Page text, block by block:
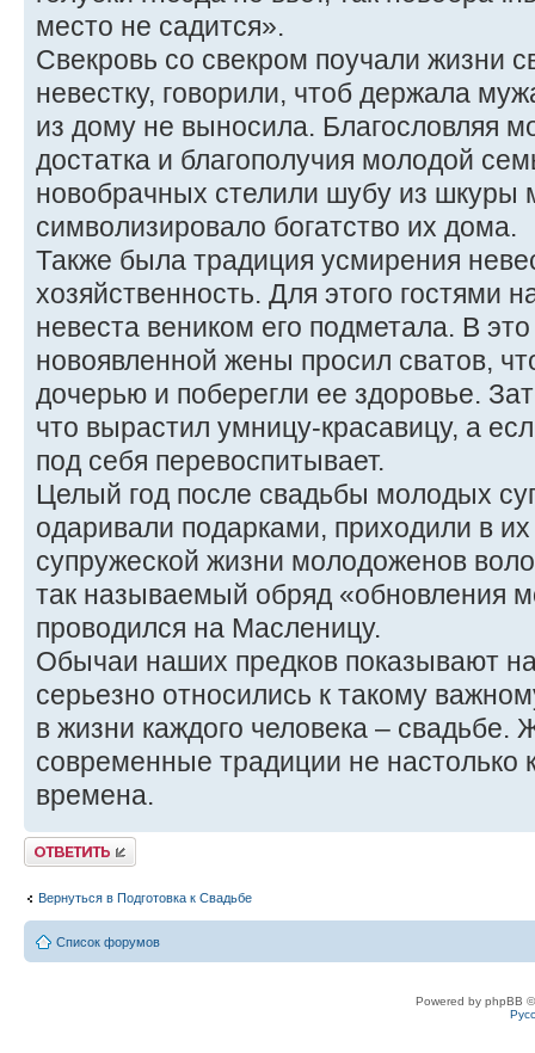
место не садится».
Свекровь со свекром поучали жизни
невестку, говорили, чтоб держала
из дому не выносила. Благословляя
достатка и благополучия молодой
новобрачных стелили шубу из шкуры
символизировало богатство их дома.
Также была традиция усмирения
хозяйственность. Для этого гостями
невеста веником его подметала. В
новоявленной жены просил сватов,
дочерью и поберегли ее здоровье.
что вырастил умницу-красавицу, а
под себя перевоспитывает.
Целый год после свадьбы молодых
одаривали подарками, приходили в
супружеской жизни молодоженов
так называемый обряд «обновления
проводился на Масленицу.
Обычаи наших предков показывают
серьезно относились к такому
в жизни каждого человека – свадьбе.
современные традиции не настолько
времена.
Ответить
Вернуться в Подготовка к Свадьбе
Список форумов
Powered by phpBB